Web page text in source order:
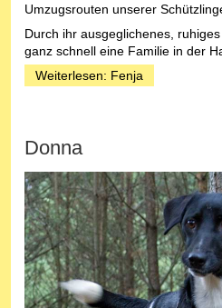
Umzugsrouten unserer
Durch ihr ausgeglichenes,
ganz schnell eine Familie in der
Weiterlesen: Fenja
Donna